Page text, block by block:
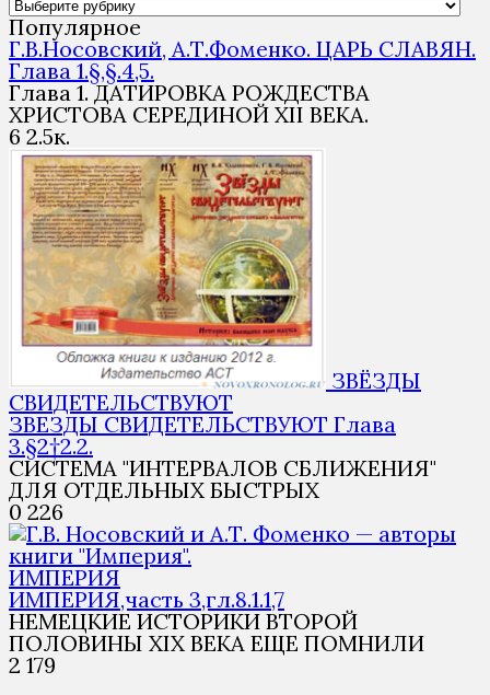
Популярное
Г.В.Носовский, А.Т.Фоменко. ЦАРЬ СЛАВЯН.
Глава 1.§,§.4,5.
Глава 1. ДАТИРОВКА РОЖДЕСТВА
ХРИСТОВА СЕРЕДИНОЙ XII ВЕКА.
6 2.5к.
ЗВЁЗДЫ
СВИДЕТЕЛЬСТВУЮТ
ЗВЕЗДЫ СВИДЕТЕЛЬСТВУЮТ Глава
3.§2†2.2.
СИСТЕМА "ИНТЕРВАЛОВ СБЛИЖЕНИЯ"
ДЛЯ ОТДЕЛЬНЫХ БЫСТРЫХ
0 226
ИМПЕРИЯ
ИМПЕРИЯ,часть 3,гл.8.1.1,7
НЕМЕЦКИЕ ИСТОРИКИ ВТОРОЙ
ПОЛОВИНЫ XIX ВЕКА ЕЩЕ ПОМНИЛИ
2 179